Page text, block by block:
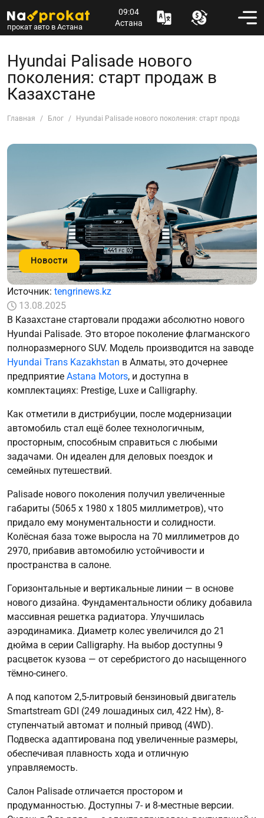
прокат авто в Астана
09:04
Астана
Hyundai Palisade нового
поколения: старт продаж в
Казахстане
Главная Блог Hyundai Palisade нового поколения: старт продаж в
Новости
Источник: tengrinews.kz
13.08.2025
В Казахстане стартовали продажи абсолютно нового
Hyundai Palisade. Это второе поколение флагманского
полноразмерного SUV. Модель производится на заводе
Hyundai Trans Kazakhstan в Алматы, это дочернее
предприятие Astana Motors, и доступна в
комплектациях: Prestige, Luxe и Calligraphy.
Как отметили в дистрибуции, после модернизации
автомобиль стал ещё более технологичным,
просторным, способным справиться с любыми
задачами. Он идеален для деловых поездок и
семейных путешествий.
Palisade нового поколения получил увеличенные
габариты (5065 х 1980 х 1805 миллиметров), что
придало ему монументальности и солидности.
Колёсная база тоже выросла на 70 миллиметров до
2970, прибавив автомобилю устойчивости и
пространства в салоне.
Горизонтальные и вертикальные линии — в основе
нового дизайна. Фундаментальности облику добавила
массивная решетка радиатора. Улучшилась
аэродинамика. Диаметр колес увеличился до 21
дюйма в серии Calligraphy. На выбор доступны 9
расцветок кузова — от серебристого до насыщенного
тёмно-синего.
А под капотом 2,5-литровый бензиновый двигатель
Smartstream GDI (249 лошадиных сил, 422 Нм), 8-
ступенчатый автомат и полный привод (4WD).
Подвеска адаптирована под увеличенные размеры,
обеспечивая плавность хода и отличную
управляемость.
Салон Palisade отличается простором и
продуманностью. Доступны 7- и 8-местные версии.